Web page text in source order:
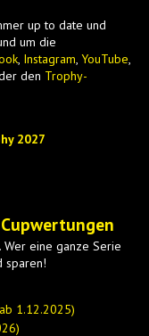
up to date und
um die
, Instagram, YouTube,
den Trophy-
2027
eine ganze Serie
sparen!
1.12.2025)